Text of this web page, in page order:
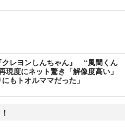
クレヨンしんちゃん』 “風間くん
現度にネット驚き「解像度高い」
にもトオルママだった」